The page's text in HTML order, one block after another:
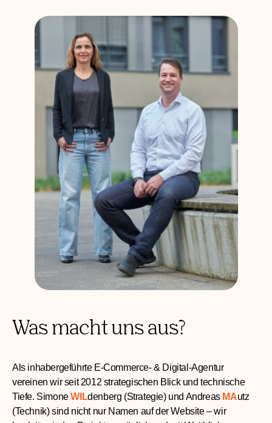
Was macht uns aus?
Als inhabergeführte E-Commerce- & Digital-Agentur
vereinen wir seit 2012 strategischen Blick und technische